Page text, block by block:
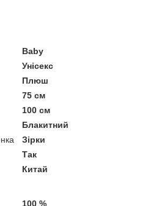
Baby
Унісекс
Плюш
75 см
100 см
Блакитний
Зірки
Так
Китай
100 %